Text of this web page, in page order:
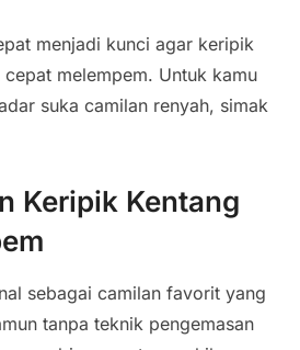
menjadi kunci agar keripik
melempem. Untuk kamu
suka camilan renyah, simak
Keripik Kentang
sebagai camilan favorit yang
tanpa teknik pengemasan